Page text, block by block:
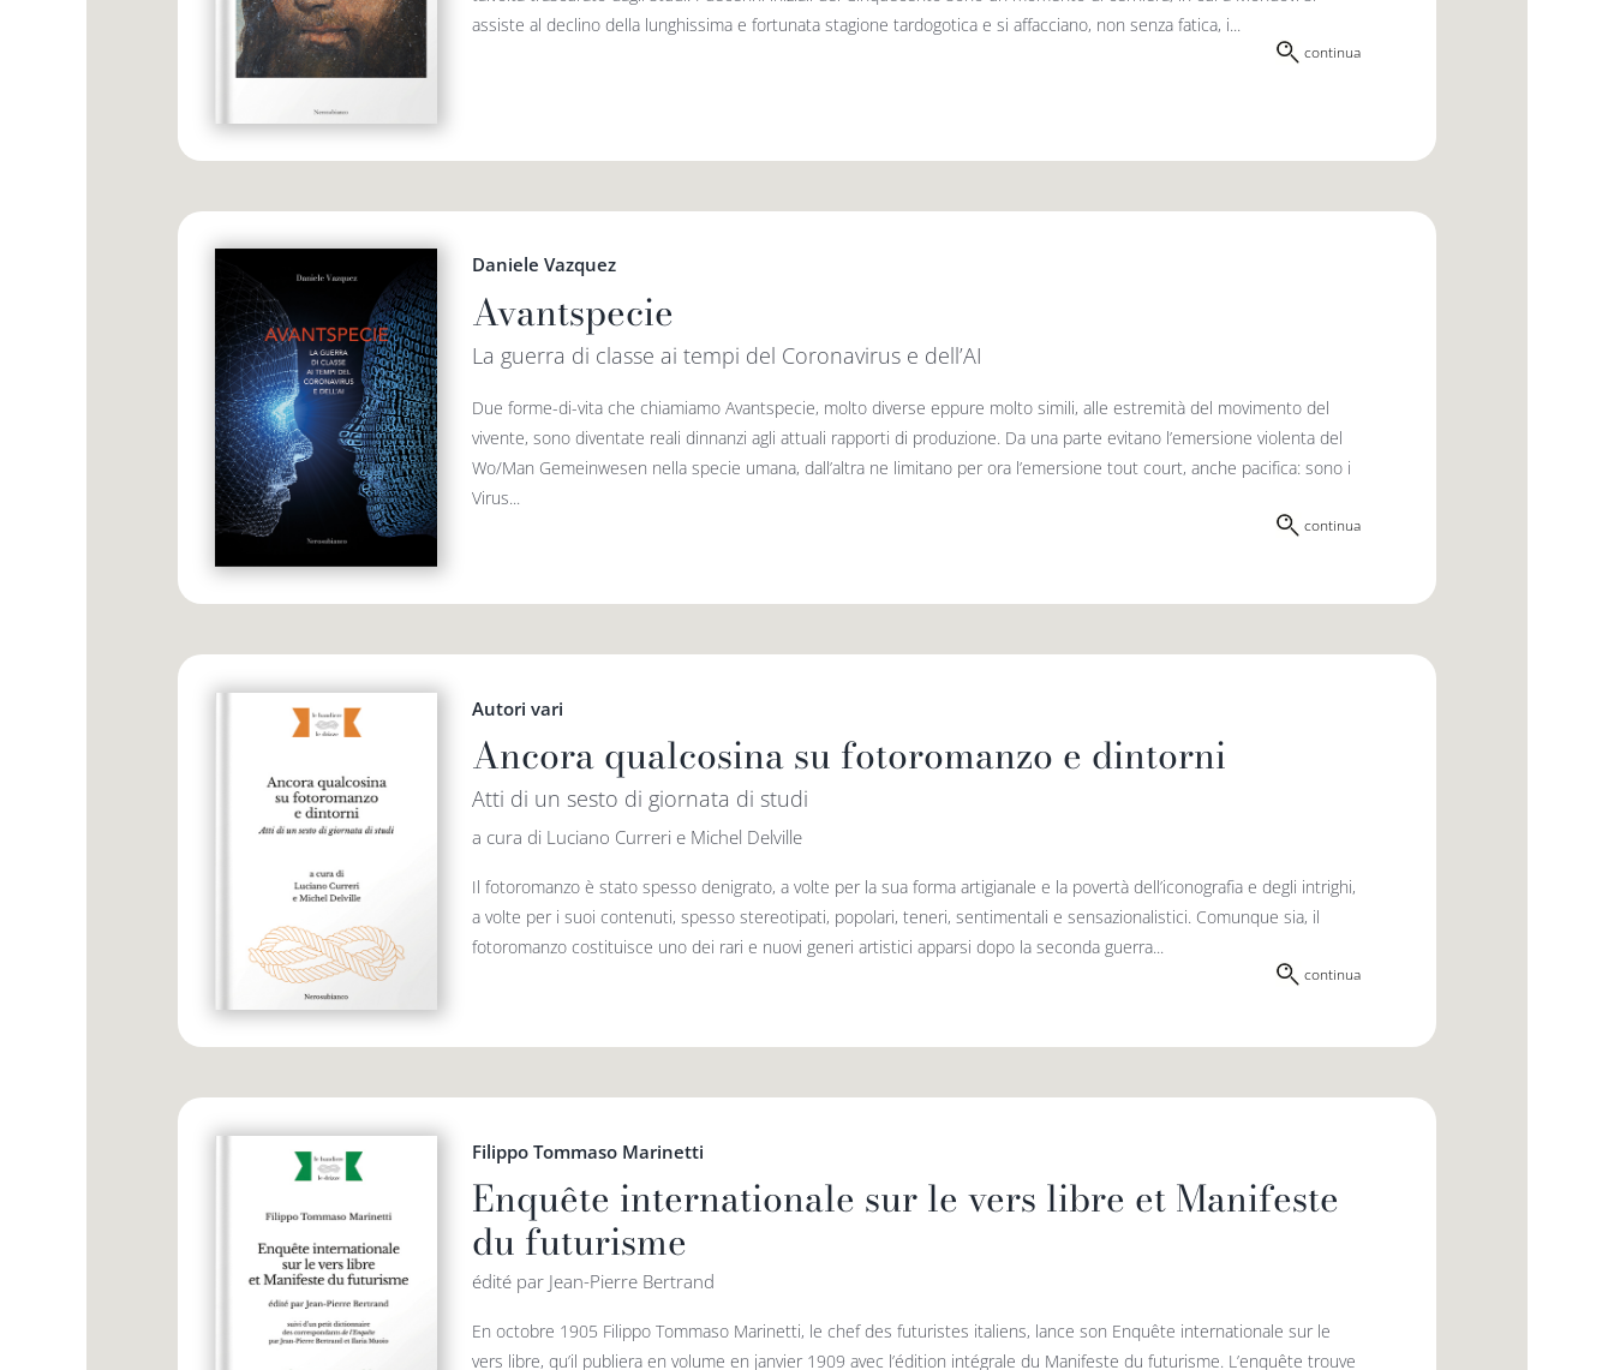
assiste al declino della lunghissima e fortunata stagione tardogotica e si affacciano, non senza fatica, i...
continua
Daniele Vazquez
Avantspecie
La guerra di classe ai tempi del Coronavirus e dell’AI
Due forme-di-vita che chiamiamo Avantspecie, molto diverse eppure molto simili, alle estremità del movimento del
vivente, sono diventate reali dinnanzi agli attuali rapporti di produzione. Da una parte evitano l’emersione violenta del
Wo/Man Gemeinwesen nella specie umana, dall’altra ne limitano per ora l’emersione tout court, anche pacifica: sono i
Virus...
continua
Autori vari
Ancora qualcosina su fotoromanzo e dintorni
Atti di un sesto di giornata di studi
a cura di Luciano Curreri e Michel Delville
Il fotoromanzo è stato spesso denigrato, a volte per la sua forma artigianale e la povertà dell’iconografia e degli intrighi,
a volte per i suoi contenuti, spesso stereotipati, popolari, teneri, sentimentali e sensazionalistici. Comunque sia, il
fotoromanzo costituisce uno dei rari e nuovi generi artistici apparsi dopo la seconda guerra...
continua
Filippo Tommaso Marinetti
Enquête internationale sur le vers libre et Manifeste
du futurisme
édité par Jean-Pierre Bertrand
En octobre 1905 Filippo Tommaso Marinetti, le chef des futuristes italiens, lance son Enquête internationale sur le
vers libre, qu’il publiera en volume en janvier 1909 avec l’édition intégrale du Manifeste du futurisme. L’enquête trouve